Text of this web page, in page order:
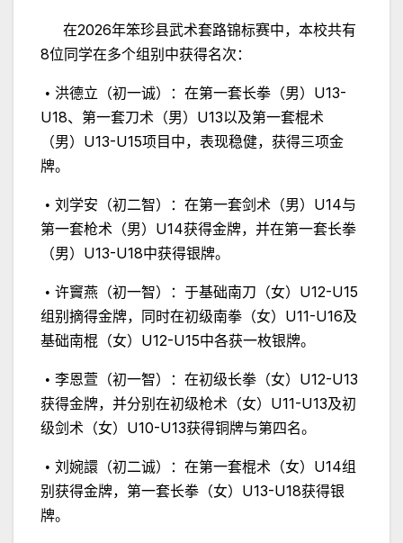
在2026年笨珍县武术套路锦标赛中，本校共有
8位同学在多个组别中获得名次：
• 洪德立（初一诚）：在第一套长拳（男） U13-
U18、第一套刀术（男） U13以及第一套棍术
（男） U13-U15项目中，表现稳健，获得三项金
牌。
• 刘学安（初二智）：在第一套剑术（男） U14与
第一套枪术（男） U14获得金牌，并在第一套长拳
（男） U13-U18中获得银牌。
• 许竇燕（初一智）：于基础南刀（女） U12-U15
组别摘得金牌，同时在初级南拳（女） U11-U16及
基础南棍（女） U12-U15中各获一枚银牌。
• 李恩萱（初一智）：在初级长拳（女） U12-U13
获得金牌，并分别在初级枪术（女） U11-U13及初
级剑术（女） U10-U13获得铜牌与第四名。
• 刘婉譞（初二诚）：在第一套棍术（女） U14组
别获得金牌，第一套长拳（女） U13-U18获得银
牌。